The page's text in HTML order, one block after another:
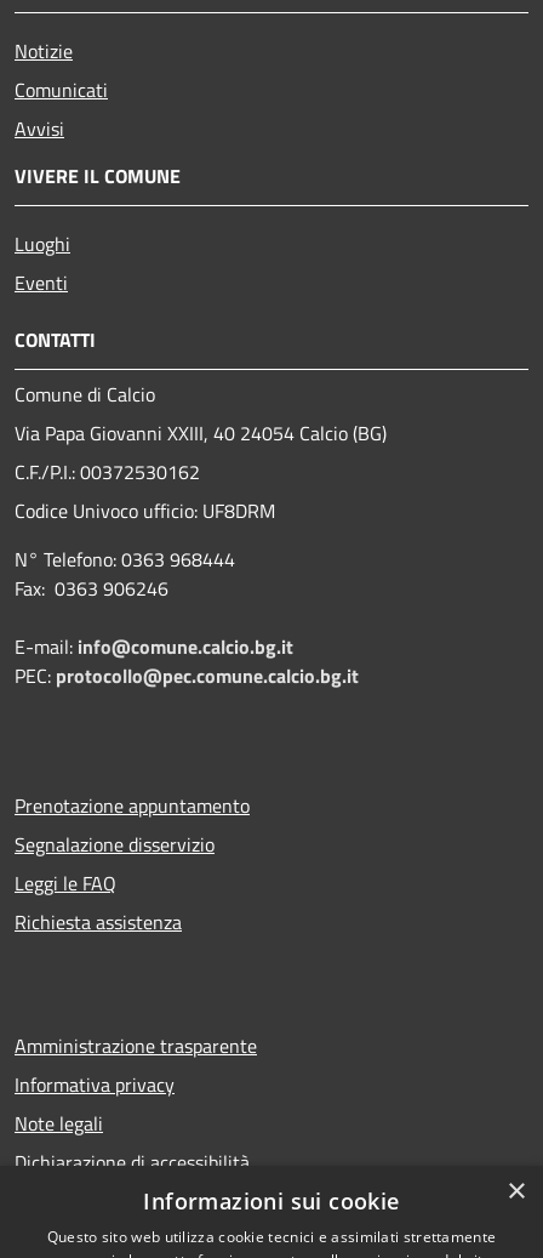
Notizie
Comunicati
Avvisi
VIVERE IL COMUNE
Luoghi
Eventi
CONTATTI
Comune di Calcio
Via Papa Giovanni XXIII, 40 24054 Calcio (BG)
C.F./P.I.: 00372530162
Codice Univoco ufficio: UF8DRM
N° Telefono: 0363 968444
Fax: 0363 906246
E-mail: info@comune.calcio.bg.it
PEC: protocollo@pec.comune.calcio.bg.it
Prenotazione appuntamento
Segnalazione disservizio
Leggi le FAQ
Richiesta assistenza
Amministrazione trasparente
Informativa privacy
Note legali
Dichiarazione di accessibilità
×
Informazioni sui cookie
Questo sito web utilizza cookie tecnici e assimilati strettamente